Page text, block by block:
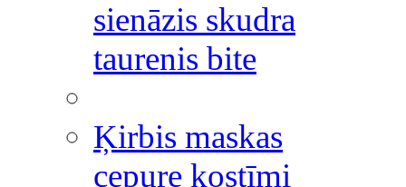
sienāzis skudra
taurenis bite
Ķirbis maskas
cepure kostīmi